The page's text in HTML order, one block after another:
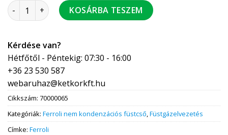
Ferroli KWMA65A 45 fokos ív, 80 aluminium mennyiség
KOSÁRBA TESZEM
Kérdése van?
Hétfőtől - Péntekig: 07:30 - 16:00
+36 23 530 587
webaruhaz@ketkorkft.hu
Cikkszám: 70000065
Kategóriák: Ferroli nem kondenzációs füstcső,Füstgázelvezetés
Címke: Ferroli